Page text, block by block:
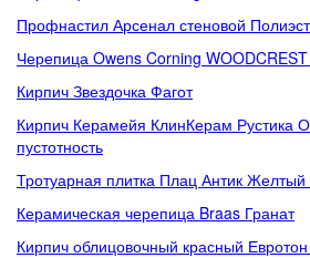
Профнастил Арсенал стеновой
Черепица Owens Corning
Кирпич Звездочка Фагот
Кирпич Керамейя КлинКерам Рустика
пустотность
Тротуарная плитка Плац Антик
Керамическая черепица Braas Гранат
Кирпич облицовочный красный